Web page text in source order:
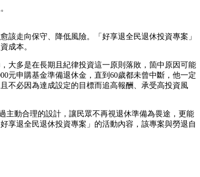
走向保守、降低風險。「好享退全民退休投資專案」
成本。
大多是在長期且紀律投資這一原則落敗，箇中原因可能
元申購基金準備退休金，直到60歲都未曾中斷，他一定
不必因為達成設定的目標而追高報酬、承受高投資風
主動合理的設計，讓民眾不再視退休準備為畏途，更能
享退全民退休投資專案」的活動內容，該專案與勞退自